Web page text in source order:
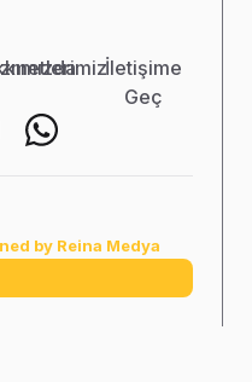
İletişime
Geç
by Reina Medya